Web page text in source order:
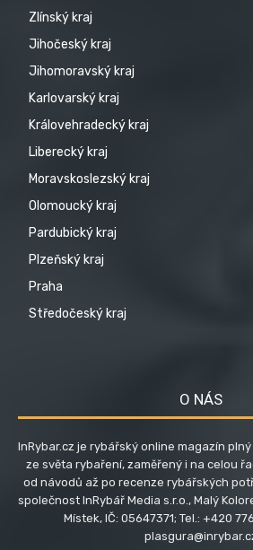
Zlínský kraj
Jihočeský kraj
Jihomoravský kraj
Karlovarský kraj
Královehradecký kraj
Liberecký kraj
Moravskoslezský kraj
Olomoucký kraj
Pardubický kraj
Plzeňský kraj
Praha
Středočeský kraj
O NÁS
InRybar.cz je rybářský online magazín
ze světa rybaření, zaměřený i na celou
od návodů až po recenze rybářských
společnost InRybář Media s.r.o., Malý
Místek, IČ: 05647371; Tel.: +420